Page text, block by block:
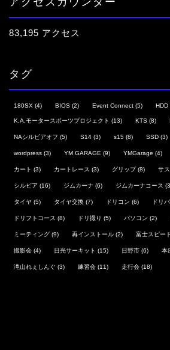
83,195 アクセス
タグ
180SX (4) BIOS (2) Event Connect (5) HDD
K.A.モータースポーツプロジェクト (13) KTS (8)
NAシルビアオフ (5) S14 (3) s15 (8) SSD (3)
wordpress (3) YM GARAGE (9) YMGarage (4)
カート (3) カートレース (3) グリップ(8) サ
シルビア (16) ジムカーナ (6) ジムカーナコース
タイヤ (5) タイヤ交換 (7) ドリコン (6) ドリパ
ドリフトコース (8) ドリ撮り (5) パソコン (2)
ミーティング (9) 再インストール (2) 富士スピー
撮影会 (4) 日光サーキット (15) 日野市 (6) 本
滝山れぇしんぐ (3) 練習会 (11) 走行会 (18)